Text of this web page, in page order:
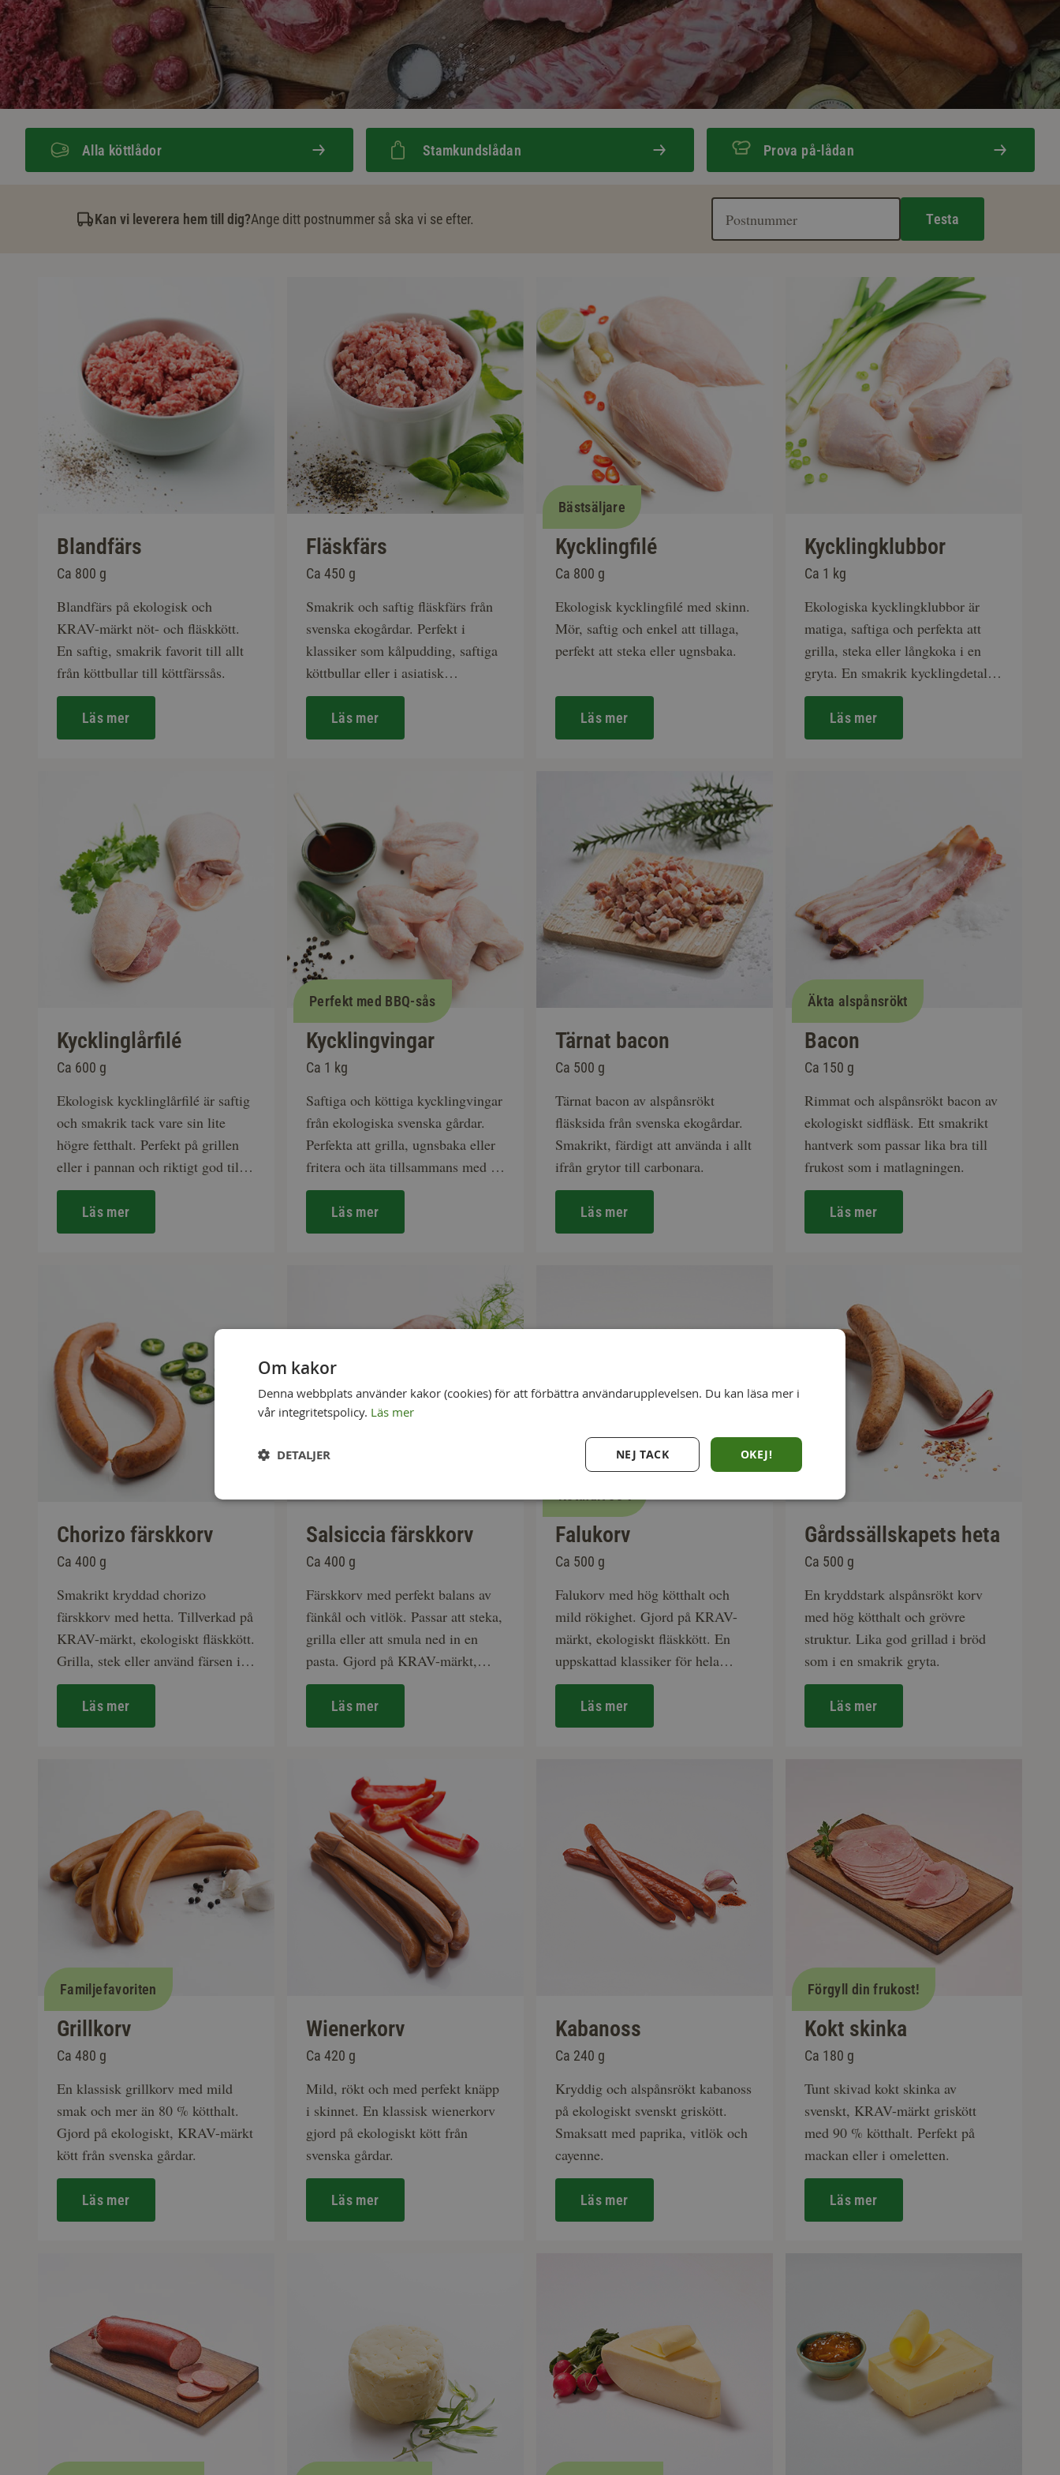
Alla köttlådor Stamkundslådan Prova på-lådan
Kan vi leverera hem till dig?Ange ditt postnummer så ska vi se efter. Testa
Blandfärs
Ca 800 g
Blandfärs på ekologisk och
KRAV-märkt nöt- och fläskkött.
En saftig, smakrik favorit till allt
från köttbullar till köttfärssås.
Läs mer
Fläskfärs
Ca 450 g
Smakrik och saftig fläskfärs från
svenska ekogårdar. Perfekt i
klassiker som kålpudding, saftiga
köttbullar eller i asiatisk
matlagning. Ca 20-25 % fetthalt.
Läs mer
Bästsäljare
Kycklingfilé
Ca 800 g
Ekologisk kycklingfilé med skinn.
Mör, saftig och enkel att tillaga,
perfekt att steka eller ugnsbaka.
Läs mer
Kycklingklubbor
Ca 1 kg
Ekologiska kycklingklubbor är
matiga, saftiga och perfekta att
grilla, steka eller långkoka i en
gryta. En smakrik kycklingdetalj
för alla i familjen!
Läs mer
Kycklinglårfilé
Ca 600 g
Ekologisk kycklinglårfilé är saftig
och smakrik tack vare sin lite
högre fetthalt. Perfekt på grillen
eller i pannan och riktigt god till
en fräsch caesarsallad.
Läs mer
Perfekt med BBQ-sås
Kycklingvingar
Ca 1 kg
Saftiga och köttiga kycklingvingar
från ekologiska svenska gårdar.
Perfekta att grilla, ugnsbaka eller
fritera och äta tillsammans med en
god dipp.
Läs mer
Tärnat bacon
Ca 500 g
Tärnat bacon av alspånsrökt
fläsksida från svenska ekogårdar.
Smakrikt, färdigt att använda i allt
ifrån grytor till carbonara.
Läs mer
Äkta alspånsrökt
Bacon
Ca 150 g
Rimmat och alspånsrökt bacon av
ekologiskt sidfläsk. Ett smakrikt
hantverk som passar lika bra till
frukost som i matlagningen.
Läs mer
Chorizo färskkorv
Ca 400 g
Smakrikt kryddad chorizo
färskkorv med hetta. Tillverkad på
KRAV-märkt, ekologiskt fläskkött.
Grilla, stek eller använd färsen i
pastarätter och grytor.
Läs mer
Salsiccia färskkorv
Ca 400 g
Färskkorv med perfekt balans av
fänkål och vitlök. Passar att steka,
grilla eller att smula ned in en
pasta. Gjord på KRAV-märkt,
ekologiskt fläskkött.
Läs mer
Falukorv
Ca 500 g
Falukorv med hög kötthalt och
mild rökighet. Gjord på KRAV-
märkt, ekologiskt fläskkött. En
uppskattad klassiker för hela
familjen.
Läs mer
Gårdssällskapets heta
Ca 500 g
En kryddstark alspånsrökt korv
med hög kötthalt och grövre
struktur. Lika god grillad i bröd
som i en smakrik gryta.
Läs mer
Familjefavoriten
Grillkorv
Ca 480 g
En klassisk grillkorv med mild
smak och mer än 80 % kötthalt.
Gjord på ekologiskt, KRAV-märkt
kött från svenska gårdar.
Läs mer
Wienerkorv
Ca 420 g
Mild, rökt och med perfekt knäpp
i skinnet. En klassisk wienerkorv
gjord på ekologiskt kött från
svenska gårdar.
Läs mer
Kabanoss
Ca 240 g
Kryddig och alspånsrökt kabanoss
på ekologiskt svenskt griskött.
Smaksatt med paprika, vitlök och
cayenne.
Läs mer
Förgyll din frukost!
Kokt skinka
Ca 180 g
Tunt skivad kokt skinka av
svenskt, KRAV-märkt griskött
med 90 % kötthalt. Perfekt på
mackan eller i omeletten.
Läs mer
Om kakor
Denna webbplats använder kakor (cookies) för att förbättra användarupplevelsen. Du kan läsa mer i
vår integritetspolicy. Läs mer
OKEJ!
NEJ TACK
DETALJER